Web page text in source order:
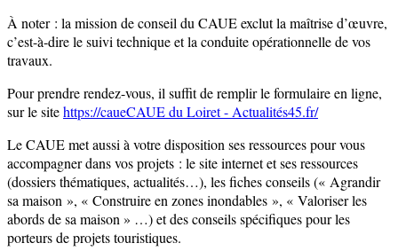
À noter : la mission de conseil du CAUE exclut la maîtrise d’œuvre,
c’est-à-dire le suivi technique et la conduite opérationnelle de vos
travaux.
Pour prendre rendez-vous, il suffit de remplir le formulaire en ligne,
sur le sitehttps://caueCAUE du Loiret - Actualités45.fr/
Le CAUE met aussi à votre disposition ses ressources pour vous
accompagner dans vos projets : le site internet et ses ressources
(dossiers thématiques, actualités…), les fiches conseils (« Agrandir
sa maison », « Construire en zones inondables », « Valoriser les
abords de sa maison » …) et des conseils spécifiques pour les
porteurs de projets touristiques.